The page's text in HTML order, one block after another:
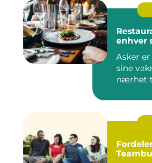
enhver
Asker
sine
nærhet